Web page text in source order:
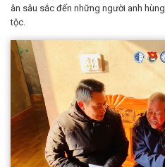
ân sâu sắc đến những người anh
tộc.